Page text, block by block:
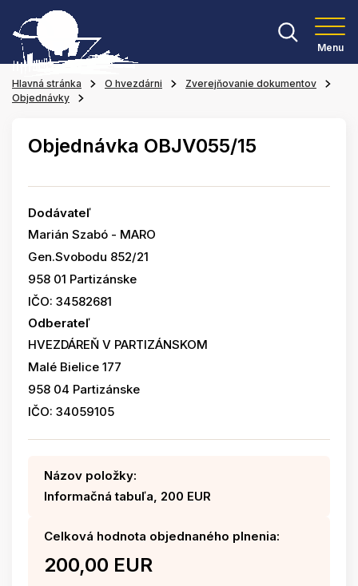
Menu
Hlavná stránka O hvezdárni
Zverejňovanie dokumentov
Objednávky
Objednávka OBJV055/15
Dodávateľ
Marián Szabó - MARO
Gen.Svobodu 852/21
958 01 Partizánske
IČO: 34582681
Odberateľ
HVEZDÁREŇ V PARTIZÁNSKOM
Malé Bielice 177
958 04 Partizánske
IČO: 34059105
Názov položky:
Informačná tabuľa, 200 EUR
Celková hodnota objednaného plnenia:
200,00 EUR